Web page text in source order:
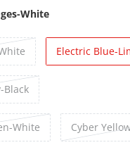
White
Electric Blue-
Black
White Cyber